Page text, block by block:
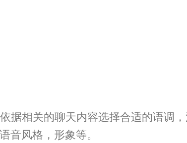
据相关的聊天内容选择合适的语调，
音风格，形象等。